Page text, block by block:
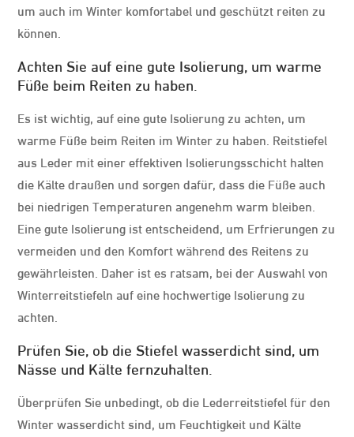
um auch im Winter komfortabel und geschützt reiten zu
können.
Achten Sie auf eine gute Isolierung, um warme
Füße beim Reiten zu haben.
Es ist wichtig, auf eine gute Isolierung zu achten, um
warme Füße beim Reiten im Winter zu haben. Reitstiefel
aus Leder mit einer effektiven Isolierungsschicht halten
die Kälte draußen und sorgen dafür, dass die Füße auch
bei niedrigen Temperaturen angenehm warm bleiben.
Eine gute Isolierung ist entscheidend, um Erfrierungen zu
vermeiden und den Komfort während des Reitens zu
gewährleisten. Daher ist es ratsam, bei der Auswahl von
Winterreitstiefeln auf eine hochwertige Isolierung zu
achten.
Prüfen Sie, ob die Stiefel wasserdicht sind, um
Nässe und Kälte fernzuhalten.
Überprüfen Sie unbedingt, ob die Lederreitstiefel für den
Winter wasserdicht sind, um Feuchtigkeit und Kälte